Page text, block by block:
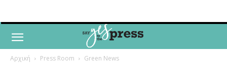
Αρχική Press Room Green News